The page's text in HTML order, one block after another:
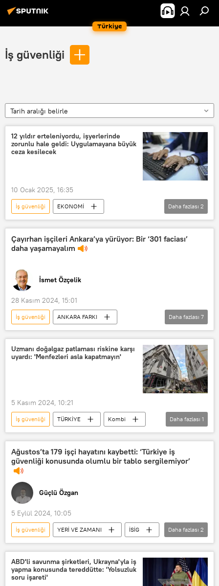
Türkiye
İş güvenliği
Tarih aralığı belirle
12 yıldır erteleniyordu, işyerlerinde
zorunlu hale geldi: Uygulamayana büyük
ceza kesilecek
10 Ocak 2025, 16:35
İş güvenliği
EKONOMİ
İş Sağlığı ve Güvenliği Yasası
Resmi Gazete
Daha fazlası 2
Çayırhan işçileri Ankara’ya yürüyor: Bir ‘301 faciası’
daha yaşamayalım
İsmet Özçelik
28 Kasım 2024, 15:01
İş güvenliği
ANKARA FARKI
RADYO
Çayırhan işçileri
Özelleştirme
Özelleştirme İdaresi Başkanlığı
Termik Santral
Daha fazlası 7
Uzmanı doğalgaz patlaması riskine karşı
uyardı: 'Menfezleri asla kapatmayın'
5 Kasım 2024, 10:21
İş güvenliği TÜRKİYE
Kombi
Doğalgaz
Daha fazlası 1
Ağustos’ta 179 işçi hayatını kaybetti: ‘Türkiye iş
güvenliği konusunda olumlu bir tablo sergilemiyor’
Güçlü Özgan
5 Eylül 2024, 10:05
İş güvenliği YERİ VE ZAMANI
İSİG
Güçlü Özgan
İş cinayeti
Daha fazlası 2
ABD'li savunma şirketleri, Ukrayna'yla iş
yapma konusunda tereddütte: 'Yolsuzluk
soru işareti'